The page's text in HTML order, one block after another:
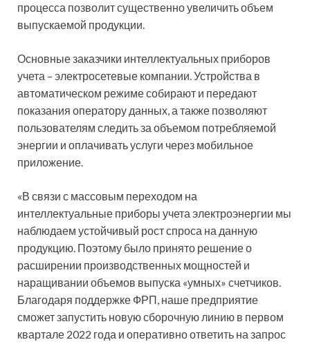
процесса позволит существенно увеличить объем
выпускаемой продукции.
Основные заказчики интеллектуальных приборов
учета – электросетевые компании. Устройства в
автоматическом режиме собирают и передают
показания оператору данных, а также позволяют
пользователям следить за объемом потребляемой
энергии и оплачивать услуги через мобильное
приложение.
«В связи с массовым переходом на
интеллектуальные приборы учета электроэнергии мы
наблюдаем устойчивый рост спроса на данную
продукцию. Поэтому было принято решение о
расширении производственных мощностей и
наращивании объемов выпуска «умных» счетчиков.
Благодаря поддержке ФРП, наше предприятие
сможет запустить новую сборочную линию в первом
квартале 2022 года и оперативно ответить на запрос